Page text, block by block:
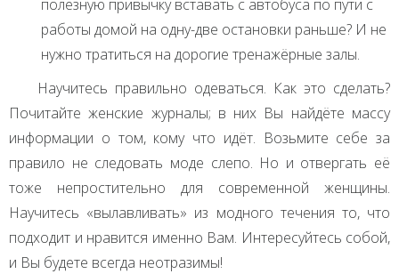
полезную привычку вставать с автобуса по пути с
работы домой на одну-две остановки раньше? И не
нужно тратиться на дорогие тренажёрные залы.
Научитесь правильно одеваться. Как это сделать?
Почитайте женские журналы; в них Вы найдёте массу
информации о том, кому что идёт. Возьмите себе за
правило не следовать моде слепо. Но и отвергать её
тоже непростительно для современной женщины.
Научитесь «вылавливать» из модного течения то, что
подходит и нравится именно Вам. Интересуйтесь собой,
и Вы будете всегда неотразимы!